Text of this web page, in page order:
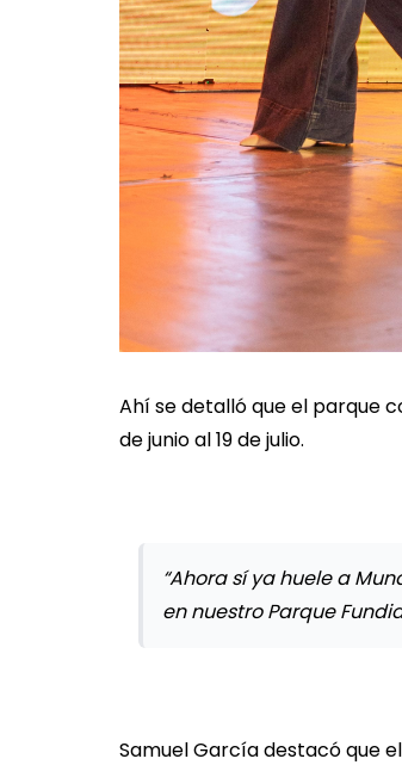
Ahí se detalló que el parque
de junio al 19 de julio.
“Ahora sí ya huele a
en nuestro Parque
Samuel García destacó que